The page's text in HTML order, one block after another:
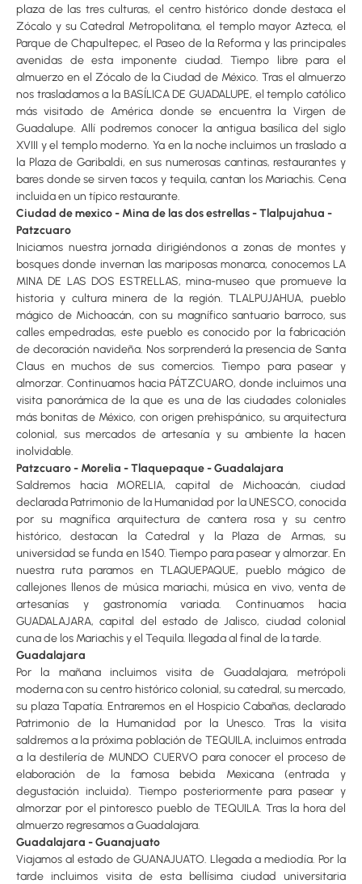
plaza de las tres culturas, el centro histórico donde destaca el
Zócalo y su Catedral Metropolitana, el templo mayor Azteca, el
Parque de Chapultepec, el Paseo de la Reforma y las principales
avenidas de esta imponente ciudad. Tiempo libre para el
almuerzo en el Zócalo de la Ciudad de México. Tras el almuerzo
nos trasladamos a la BASÍLICA DE GUADALUPE, el templo católico
más visitado de América donde se encuentra la Virgen de
Guadalupe. Allí podremos conocer la antigua basílica del siglo
XVIII y el templo moderno. Ya en la noche incluimos un traslado a
la Plaza de Garibaldi, en sus numerosas cantinas, restaurantes y
bares donde se sirven tacos y tequila, cantan los Mariachis. Cena
incluida en un típico restaurante.
Ciudad de mexico - Mina de las dos estrellas - Tlalpujahua -
Patzcuaro
Iniciamos nuestra jornada dirigiéndonos a zonas de montes y
bosques donde invernan las mariposas monarca, conocemos LA
MINA DE LAS DOS ESTRELLAS, mina-museo que promueve la
historia y cultura minera de la región. TLALPUJAHUA, pueblo
mágico de Michoacán, con su magnífico santuario barroco, sus
calles empedradas, este pueblo es conocido por la fabricación
de decoración navideña. Nos sorprenderá la presencia de Santa
Claus en muchos de sus comercios. Tiempo para pasear y
almorzar. Continuamos hacia PÁTZCUARO, donde incluimos una
visita panorámica de la que es una de las ciudades coloniales
más bonitas de México, con origen prehispánico, su arquitectura
colonial, sus mercados de artesanía y su ambiente la hacen
inolvidable.
Patzcuaro - Morelia - Tlaquepaque - Guadalajara
Saldremos hacia MORELIA, capital de Michoacán, ciudad
declarada Patrimonio de la Humanidad por la UNESCO, conocida
por su magnífica arquitectura de cantera rosa y su centro
histórico, destacan la Catedral y la Plaza de Armas, su
universidad se funda en 1540. Tiempo para pasear y almorzar. En
nuestra ruta paramos en TLAQUEPAQUE, pueblo mágico de
callejones llenos de música mariachi, música en vivo, venta de
artesanías y gastronomía variada. Continuamos hacia
GUADALAJARA, capital del estado de Jalisco, ciudad colonial
cuna de los Mariachis y el Tequila. llegada al final de la tarde.
Guadalajara
Por la mañana incluimos visita de Guadalajara, metrópoli
moderna con su centro histórico colonial, su catedral, su mercado,
su plaza Tapatía. Entraremos en el Hospicio Cabañas, declarado
Patrimonio de la Humanidad por la Unesco. Tras la visita
saldremos a la próxima población de TEQUILA, incluimos entrada
a la destilería de MUNDO CUERVO para conocer el proceso de
elaboración de la famosa bebida Mexicana (entrada y
degustación incluida). Tiempo posteriormente para pasear y
almorzar por el pintoresco pueblo de TEQUILA. Tras la hora del
almuerzo regresamos a Guadalajara.
Guadalajara - Guanajuato
Viajamos al estado de GUANAJUATO. Llegada a mediodía. Por la
tarde incluimos visita de esta bellísima ciudad universitaria